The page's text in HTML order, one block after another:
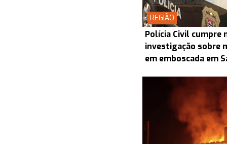
REGIÃO
Polícia Civil cumpre
investigação sobre
em emboscada em